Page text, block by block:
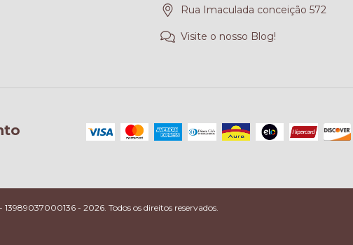
Rua Imaculada conceição 572
Visite o nosso Blog!
- 2026. Todos os direitos reservados.